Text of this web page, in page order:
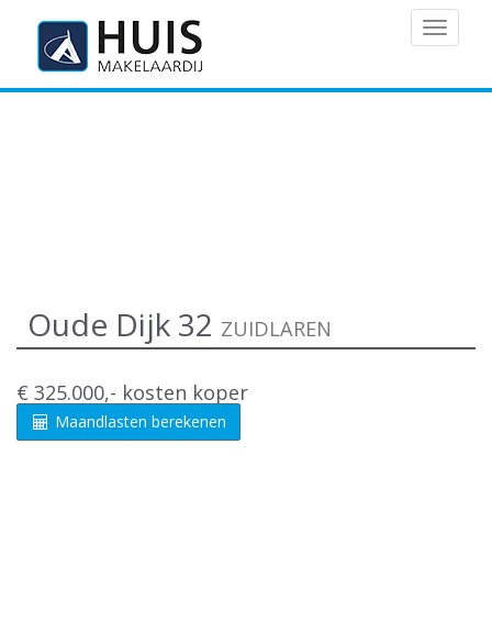
MENU
Oude Dijk 32 ZUIDLAREN
€ 325.000,- kosten koper
Maandlasten berekenen